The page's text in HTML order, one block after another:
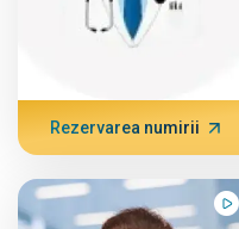
Rezervarea numirii